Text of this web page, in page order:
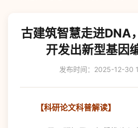
古建筑智慧走进DNA
开发出新型基因
发布时间：2025-12-30
【科研论文科普解读】